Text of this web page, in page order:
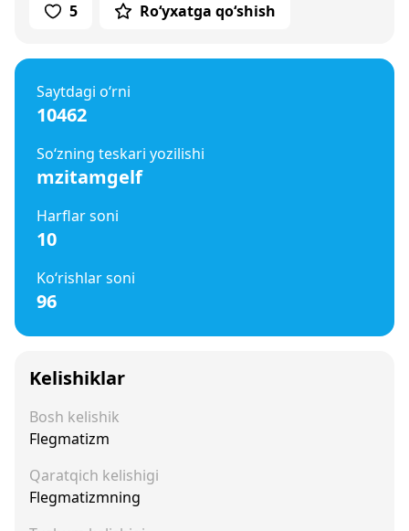
5 Ro‘yxatga qo‘shish
Saytdagi o‘rni
10462
So‘zning teskari yozilishi
mzitamgelf
Harflar soni
10
Ko‘rishlar soni
96
Kelishiklar
Bosh kelishik
Flegmatizm
Qaratqich kelishigi
Flegmatizmning